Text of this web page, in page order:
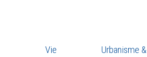
Vie
Urbanisme &